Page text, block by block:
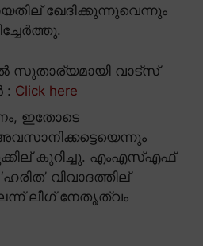
ഖേദിക്കുന്നുവെന്നും
സുതാര്യമായി വാട്സ്
: Click here
ഇതോടെ
കുറിച്ചു. എംഎസ്എഫ്
വിവാദത്തില്
ലീഗ് നേതൃത്വം